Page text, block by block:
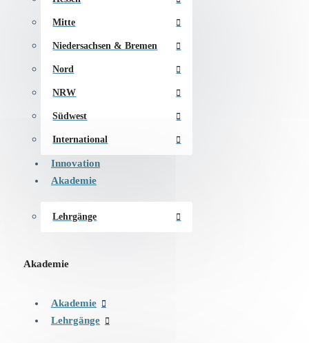
Mitte
Niedersachsen & Bremen
Nord
NRW
Südwest
International
Innovation
Akademie
Lehrgänge
Akademie
Akademie
Lehrgänge